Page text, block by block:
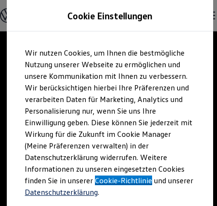
Hauptinhalt
springen
Footer
springen
Offene Stellen entdecken
Einstiegsmöglichkeiten
Schüler
Schülerpraktikum
Schüler Ferienjobs
Einstiegsqualifizierung
Studenten
Praktikum
Abschlussarbeit
Master-Stipendium
Auslandspraktikum
Jobs in Semesterferien
Werkstudentin / Werkstudent
Absolventen
StartUp Direct
Doktorandenprogramm
Volontariat
Berufserfahrene
Direkteinstieg
Jobs in der Volkswagen Group
Cookie Einstellungen
Wir nutzen Cookies, um Ihnen die bestmögliche
Nutzung unserer Webseite zu ermöglichen und
unsere Kommunikation mit Ihnen zu verbessern.
Wir berücksichtigen hierbei Ihre Präferenzen und
verarbeiten Daten für Marketing, Analytics und
Personalisierung nur, wenn Sie uns Ihre
Einwilligung geben. Diese können Sie jederzeit mit
Wirkung für die Zukunft im Cookie Manager
(Meine Präferenzen verwalten) in der
Datenschutzerklärung widerrufen. Weitere
Informationen zu unseren eingesetzten Cookies
finden Sie in unsererCookie-Richtlinie und unserer
Datenschutzerklärung.